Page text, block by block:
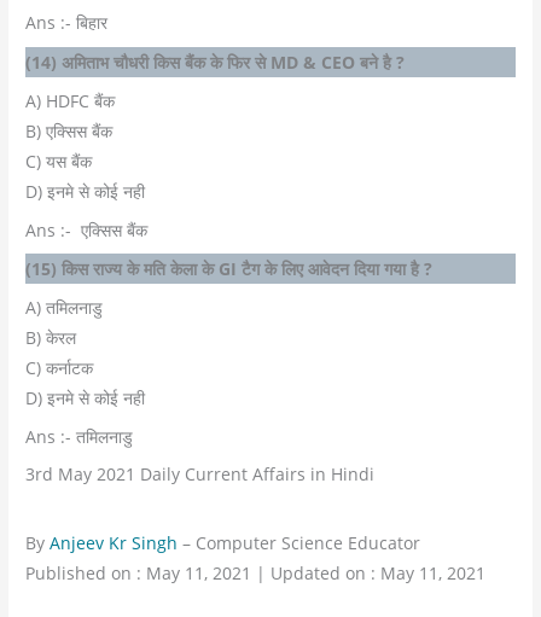
Ans :- बिहार
(14) अमिताभ चौधरी किस बैंक के फिर से MD & CEO बने है ?
A) HDFC बैंक
B) एक्सिस बैंक
C) यस बैंक
D) इनमे से कोई नही
Ans :- एक्सिस बैंक
(15) किस राज्य के मति केला के GI टैग के लिए आवेदन दिया गया है ?
A) तमिलनाडु
B) केरल
C) कर्नाटक
D) इनमे से कोई नही
Ans :- तमिलनाडु
3rd May 2021 Daily Current Affairs in Hindi
ByAnjeev Kr Singh – Computer Science Educator
Published on : May 11, 2021 | Updated on : May 11, 2021